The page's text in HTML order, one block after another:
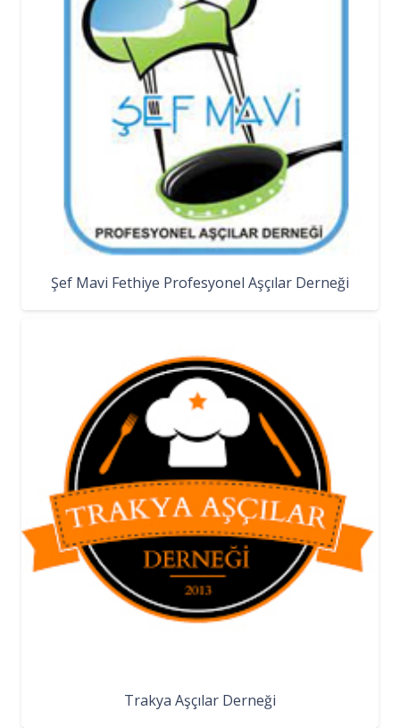
Şef Mavi Fethiye Profesyonel Aşçılar Derneği
Trakya Aşçılar Derneği